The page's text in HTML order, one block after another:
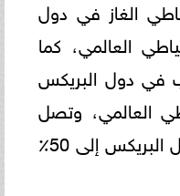
الغاز في دول
الاحتياطي العالمي، كما
في دول البريكس
العالمي، وتصل
نسبة القرى العاملة في دول البريكس إلى 50٪؜